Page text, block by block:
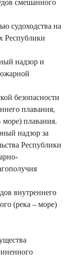
смешанного
судоходства на
Республики
надзор и
безопасности
плавания,
море) плавания.
надзор за
Республики
внутреннего
(река – море)